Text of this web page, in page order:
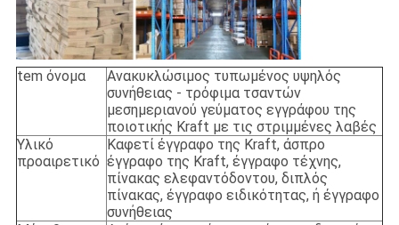
tem όνομα
Ανακυκλώσιμος τυπωμένος υψηλός
συνήθειας - τρόφιμα τσαντών
μεσημεριανού γεύματος εγγράφου της
ποιοτικής Kraft με τις στριμμένες λαβές
Υλικό
προαιρετικό
Καφετί έγγραφο της Kraft, άσπρο
έγγραφο της Kraft, έγγραφο τέχνης,
πίνακας ελεφαντόδοντου, διπλός
πίνακας, έγγραφο ειδικότητας, ή έγγραφο
συνήθειας